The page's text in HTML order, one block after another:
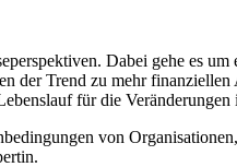
Dabei gehe es
der Trend zu mehr finanziellen
für die Veränderungen
von